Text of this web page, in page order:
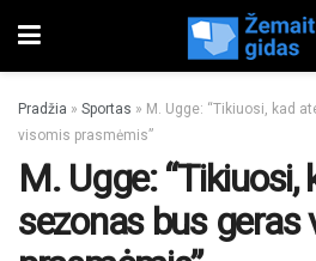
Pradžia » Sportas » M. Ugge: “Tikiuosi, kad
visomis prasmėmis”
M. Ugge:
sezonas bus geras